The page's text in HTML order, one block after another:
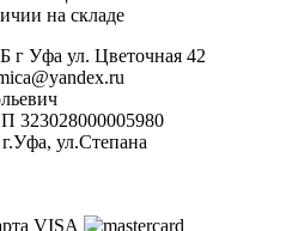
на складе
г Уфа ул. Цветочная 42
ул.Степана